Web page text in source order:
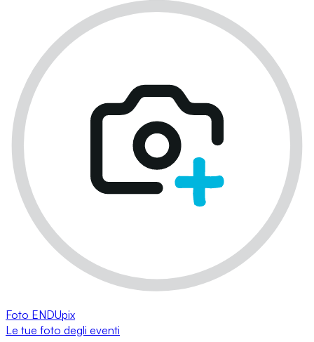
Foto ENDUpix
Le tue foto degli eventi